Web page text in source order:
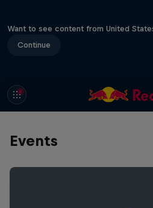
Want to see content from United
Continue
Events